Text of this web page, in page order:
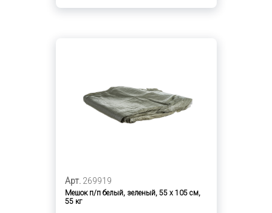
Арт. 269919
Мешок п/п белый, зеленый, 55 х 105 см,
55 кг